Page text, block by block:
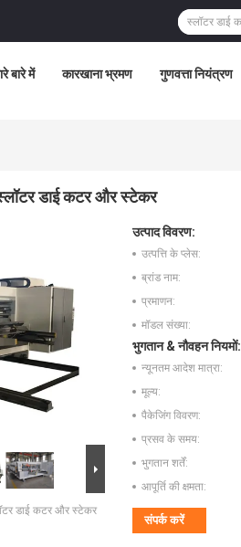
बारे में कारखाना भ्रमण गुणवत्ता नियंत्रण
स्लॉटर डाई कटर और स्टेकर
डाई कटर और स्टेकर
उत्पाद विवरण:
उत्पत्ति के प्लेस:
ब्रांड नाम:
प्रमाणन:
मॉडल संख्या:
भुगतान & नौवहन नियमों:
न्यूनतम आदेश मात्रा:
मूल्य:
पैकेजिंग विवरण:
प्रसव के समय:
भुगतान शर्तें:
आपूर्ति की क्षमता:
संपर्क करें